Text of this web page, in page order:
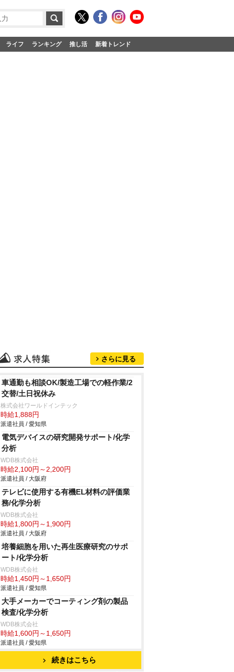
ライフ ランキング 推し活 新着トレンド
さらに見る
車通勤も相談OK/製造工場での軽作業/2
交替/土日祝休み
株式会社ワールドインテック
時給1,888円
派遣社員 / 愛知県
電気デバイスの研究開発サポート/化学
分析
WDB株式会社
時給2,100円～2,200円
派遣社員 / 大阪府
テレビに使用する有機EL材料の評価業
務/化学分析
WDB株式会社
時給1,800円～1,900円
派遣社員 / 大阪府
培養細胞を用いた再生医療研究のサポ
ート/化学分析
WDB株式会社
時給1,450円～1,650円
派遣社員 / 愛知県
大手メーカーでコーティング剤の製品
検査/化学分析
WDB株式会社
時給1,600円～1,650円
派遣社員 / 愛知県
続きはこちら